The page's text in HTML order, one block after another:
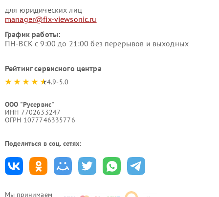
Мы принимаем
для юридических лиц
manager@fix-viewsonic.ru
График работы:
ПН-ВСК с 9:00 до 21:00 без перерывов и выходных
Рейтинг сервисного центра
4.9-5.0
ООО "Русервис"
ИНН 7702633247
ОГРН 1077746335776
Поделиться в соц. сетях: